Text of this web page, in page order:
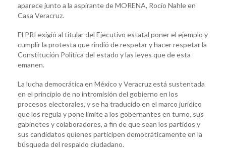
aparece junto a la aspirante de MORENA, Rocío Nahle en
Casa Veracruz.
El PRI exigió al titular del Ejecutivo estatal poner el ejemplo y
cumplir la protesta que rindió de respetar y hacer respetar la
Constitución Política del estado y las leyes que de esta
emanen.
La lucha democrática en México y Veracruz está sustentada
en el principio de no intromisión del gobierno en los
procesos electorales, y se ha traducido en el marco jurídico
que los regula y pone límite a los gobernantes en turno, sus
gabinetes y colaboradores, a fin de que sean los partidos y
sus candidatos quienes participen democráticamente en la
búsqueda del respaldo ciudadano.